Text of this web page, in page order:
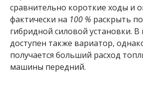
сравнительно короткие ходы и
фактически на 100 % раскрыть
гибридной силовой установки. В
доступен также вариатор,
получается больший расход
машины передний.